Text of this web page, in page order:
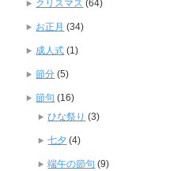
クリスマス (64)
お正月 (34)
成人式 (1)
節分 (5)
節句 (16)
ひな祭り (3)
七夕 (4)
端午の節句 (9)